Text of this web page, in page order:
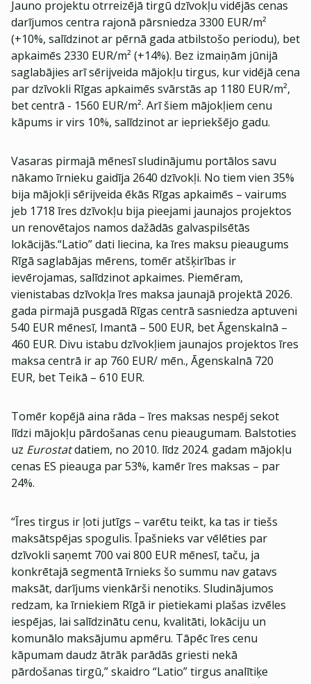
Jauno projektu otrreizējā tirgū dzīvokļu vidējās cenas
darījumos centra rajonā pārsniedza 3300 EUR/m²
(+10%, salīdzinot ar pērnā gada atbilstošo periodu), bet
apkaimēs 2330 EUR/m² (+14%). Bez izmaiņām jūnijā
saglabājies arī sērijveida mājokļu tirgus, kur vidējā cena
par dzīvokli Rīgas apkaimēs svārstās ap 1180 EUR/m²,
bet centrā - 1560 EUR/m². Arī šiem mājokļiem cenu
kāpums ir virs 10%, salīdzinot ar iepriekšējo gadu.
Vasaras pirmajā mēnesī sludinājumu portālos savu
nākamo īrnieku gaidīja 2640 dzīvokļi. No tiem vien 35%
bija mājokļi sērijveida ēkās Rīgas apkaimēs – vairums
jeb 1718 īres dzīvokļu bija pieejami jaunajos projektos
un renovētajos namos dažādās galvaspilsētās
lokācijās.“Latio” dati liecina, ka īres maksu pieaugums
Rīgā saglabājas mērens, tomēr atšķirības ir
ievērojamas, salīdzinot apkaimes. Piemēram,
vienistabas dzīvokļa īres maksa jaunajā projektā 2026.
gada pirmajā pusgadā Rīgas centrā sasniedza aptuveni
540 EUR mēnesī, Imantā – 500 EUR, bet Āgenskalnā –
460 EUR. Divu istabu dzīvokļiem jaunajos projektos īres
maksa centrā ir ap 760 EUR/ mēn., Āgenskalnā 720
EUR, bet Teikā – 610 EUR.
Tomēr kopējā aina rāda – īres maksas nespēj sekot
līdzi mājokļu pārdošanas cenu pieaugumam. Balstoties
uz Eurostatdatiem, no 2010. līdz 2024. gadam mājokļu
cenas ES pieauga par 53%, kamēr īres maksas – par
24%.
“Īres tirgus ir ļoti jutīgs – varētu teikt, ka tas ir tiešs
maksātspējas spogulis. Īpašnieks var vēlēties par
dzīvokli saņemt 700 vai 800 EUR mēnesī, taču, ja
konkrētajā segmentā īrnieks šo summu nav gatavs
maksāt, darījums vienkārši nenotiks. Sludinājumos
redzam, ka īrniekiem Rīgā ir pietiekami plašas izvēles
iespējas, lai salīdzinātu cenu, kvalitāti, lokāciju un
komunālo maksājumu apmēru. Tāpēc īres cenu
kāpumam daudz ātrāk parādās griesti nekā
pārdošanas tirgū,” skaidro “Latio” tirgus analītiķe